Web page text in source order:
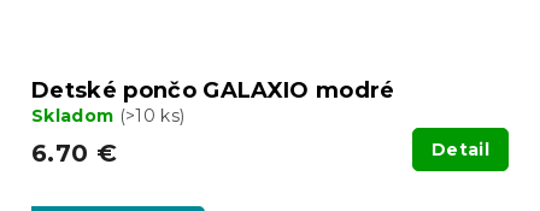
Detské pončo GALAXIO modré
Skladom (>10 ks)
6.70 € Detail